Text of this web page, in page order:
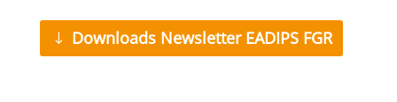
Downloads Newsletter EADIPS FGR